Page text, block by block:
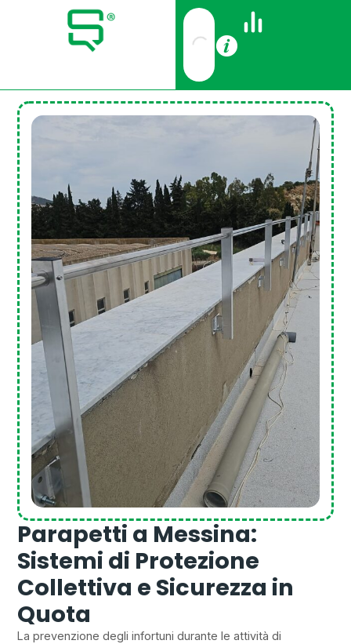
Parapetti a Messina:
Sistemi di Protezione
Collettiva e Sicurezza in
Quota
La prevenzione degli infortuni durante le attività di